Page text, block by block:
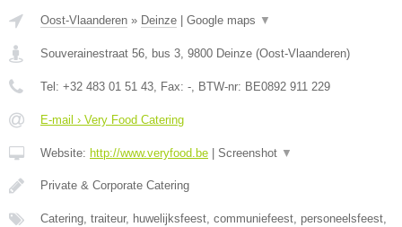
Oost-Vlaanderen » Deinze Google maps ▼
Souverainestraat 56, bus 3, 9800 Deinze (Oost-Vlaanderen)
Tel: +32 483 01 51 43, Fax: -, BTW-nr: BE0892 911 229
E-mail › Very Food Catering
Website: http://www.veryfood.be Screenshot ▼
Private & Corporate Catering
Catering, traiteur, huwelijksfeest, communiefeest, personeelsfeest,